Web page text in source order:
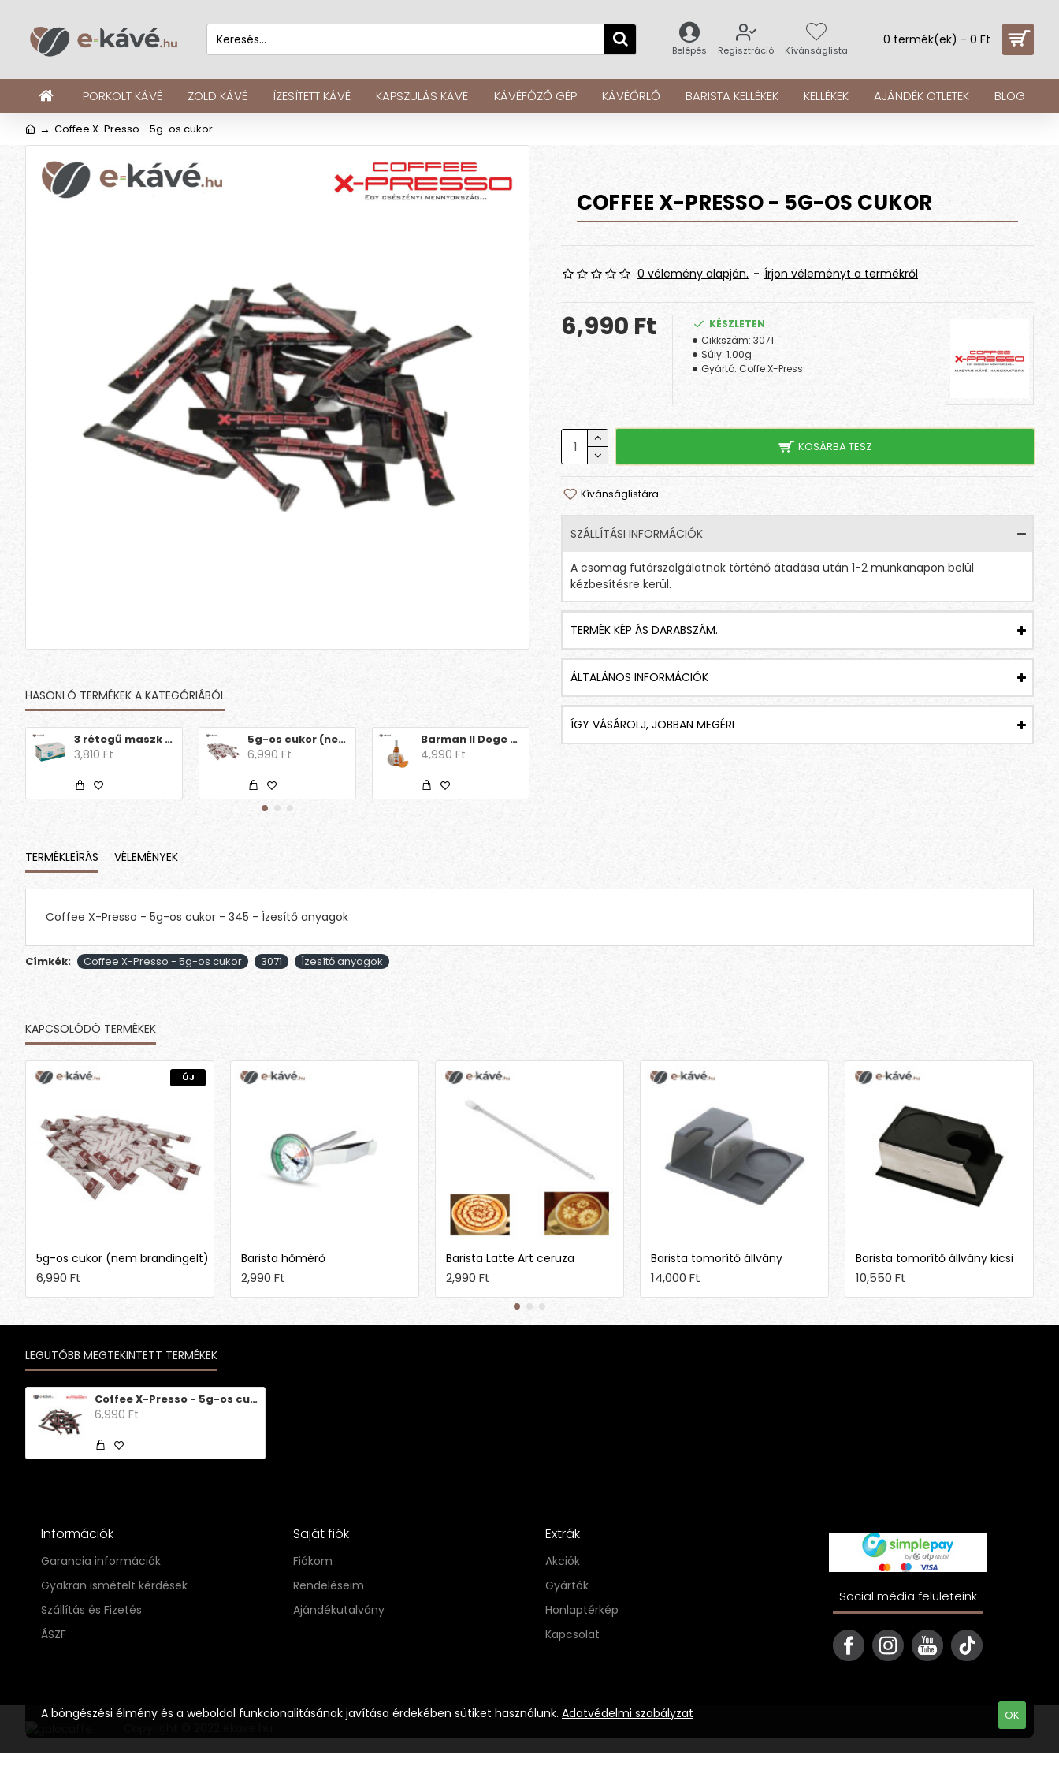
Belépés Regisztráció Kívánságlista
0 termék(ek) - 0 Ft
PÖRKÖLT KÁVÉ ZÖLD KÁVÉ ÍZESÍTETT KÁVÉ KAPSZULÁS KÁVÉ KÁVÉFŐZŐ GÉP KÁVÉŐRLŐ BARISTA KELLÉKEK KELLÉKEK AJÁNDÉK ÖTLETEK BLOG
Coffee X-Presso - 5g-os cukor
HASONLÓ TERMÉKEK A KATEGÓRIÁBÓL
3 rétegű maszk (50db)
3,810 Ft
5g-os cukor (nem brandingelt)
6,990 Ft
Barman Il Doge - Pumpkin Spice 0.7l
4,990 Ft
Barna kandiscukor pálca – lédig – hosszú – 100 db/csomag Barna kandiscukor pálca – lédig – rövid – 100 db/csomag
COFFEE X-PRESSO - 5G-OS CUKOR
0 vélemény alapján. - Írjon véleményt a termékről
6,990 Ft
KÉSZLETEN
Cikkszám: 3071
Súly: 1.00g
Gyártó: Coffe X-Press
KOSÁRBA TESZ
Kívánságlistára
SZÁLLÍTÁSI INFORMÁCIÓK
A csomag futárszolgálatnak történő átadása után 1-2 munkanapon belül
kézbesítésre kerül.
TERMÉK KÉP ÁS DARABSZÁM.
ÁLTALÁNOS INFORMÁCIÓK
ÍGY VÁSÁROLJ, JOBBAN MEGÉRI
TERMÉKLEÍRÁS VÉLEMÉNYEK
Coffee X-Presso - 5g-os cukor - 345 - Ízesítő anyagok
Címkék: Coffee X-Presso - 5g-os cukor 3071 Ízesítő anyagok
KAPCSOLÓDÓ TERMÉKEK
ÚJ
5g-os cukor (nem brandingelt)
6,990 Ft
Barista hőmérő
2,990 Ft
Barista Latte Art ceruza
2,990 Ft
Barista tömörítő állvány
14,000 Ft
Barista tömörítő állvány kicsi
10,550 Ft
LEGUTÓBB MEGTEKINTETT TERMÉKEK
Coffee X-Presso - 5g-os cukor
6,990 Ft
Információk
Garancia információk
Gyakran ismételt kérdések
Szállítás és Fizetés
ÁSZF
Saját fiók
Fiókom
Rendeléseim
Ajándékutalvány
Extrák
Akciók
Gyártók
Honlaptérkép
Kapcsolat
Social média felületeink
OK
A böngészési élmény és a weboldal funkcionalitásának javítása érdekében sütiket használunk. Adatvédelmi szabályzat